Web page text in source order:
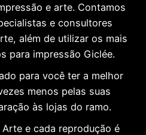
e arte. Contamos
e consultores
além de utilizar os mais
para impressão Giclée.
para você ter a melhor
menos pelas suas
às lojas do ramo.
e cada reprodução é